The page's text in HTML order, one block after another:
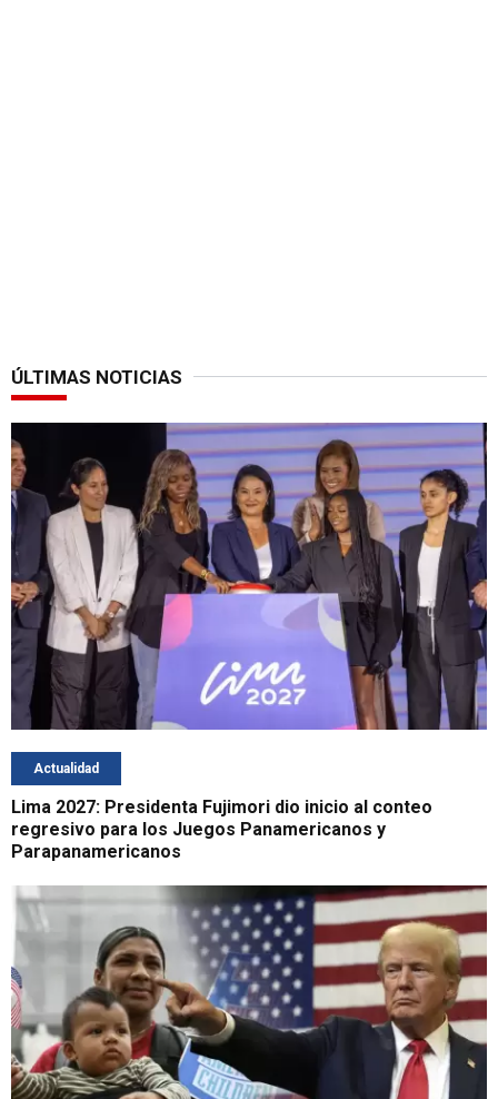
ÚLTIMAS NOTICIAS
Actualidad
Lima 2027: Presidenta Fujimori dio inicio al conteo
regresivo para los Juegos Panamericanos y
Parapanamericanos